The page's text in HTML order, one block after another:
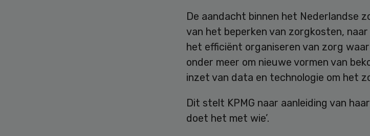
De aandacht binnen het Nederlandse
van het beperken van zorgkosten,
het efficiënt organiseren van zorg
onder meer om nieuwe vormen van
inzet van data en technologie om het
Dit stelt KPMG naar aanleiding van
doet het met wie’.